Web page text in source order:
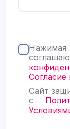
а
в
Сайт
с